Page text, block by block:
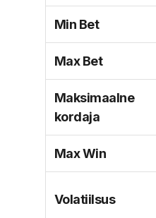
Min Bet
Max Bet
Maksimaalne
kordaja
Max Win
Volatiilsus